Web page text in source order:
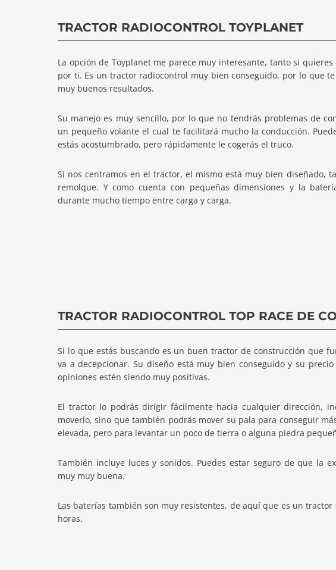
TRACTOR RADIOCONTROL TOYPLANET
La opción de Toyplanet me parece muy interesante, tanto si
por ti. Es un tractor radiocontrol muy bien conseguido, por lo que
muy buenos resultados.
Su manejo es muy sencillo, por lo que no tendrás problemas de
un pequeño volante el cual te facilitará mucho la conducción.
estás acostumbrado, pero rápidamente le cogerás el truco.
Si nos centramos en el tractor, el mismo está muy bien diseñado,
remolque. Y como cuenta con pequeñas dimensiones y la
durante mucho tiempo entre carga y carga.
TRACTOR RADIOCONTROL TOP RACE DE
Si lo que estás buscando es un buen tractor de construcción que
va a decepcionar. Su diseño está muy bien conseguido y su
opiniones estén siendo muy positivas.
El tractor lo podrás dirigir fácilmente hacia cualquier dirección,
moverlo, sino que también podrás mover su pala para conseguir
elevada, pero para levantar un poco de tierra o alguna piedra
También incluye luces y sonidos. Puedes estar seguro de que la
muy muy buena.
Las baterías también son muy resistentes, de aquí que es un
horas.